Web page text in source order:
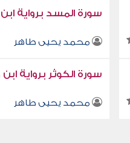
سورة المسد برواية
محمد يحيى طاهر
سورة الكوثر برواية
محمد يحيى طاهر